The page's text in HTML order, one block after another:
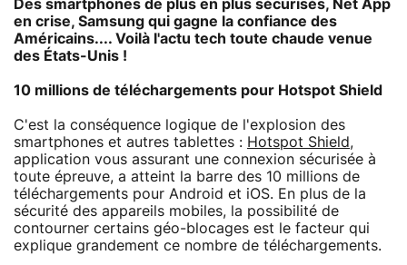
Des smartphones de plus en plus sécurisés, Net App
en crise, Samsung qui gagne la confiance des
Américains.... Voilà l'actu tech toute chaude venue
des États-Unis !
10 millions de téléchargements pour Hotspot Shield
C'est la conséquence logique de l'explosion des
smartphones et autres tablettes : Hotspot Shield,
application vous assurant une connexion sécurisée à
toute épreuve, a atteint la barre des 10 millions de
téléchargements pour Android et iOS. En plus de la
sécurité des appareils mobiles, la possibilité de
contourner certains géo-blocages est le facteur qui
explique grandement ce nombre de téléchargements.